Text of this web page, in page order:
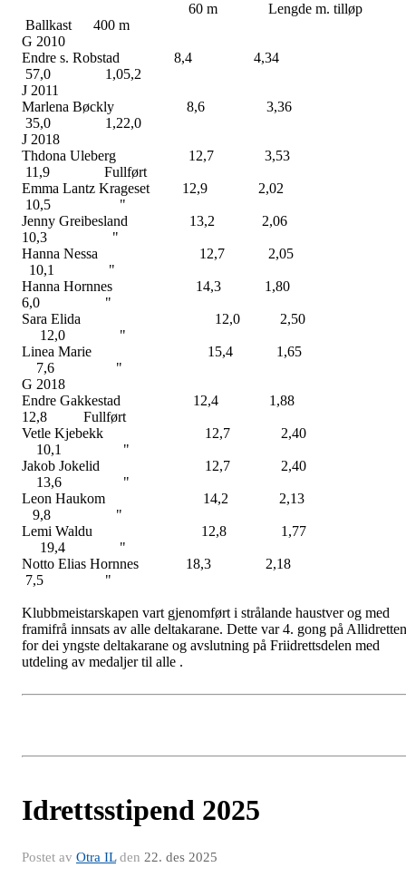
60 m Lengde m. tilløp
Ballkast 400 m
G 2010
Endre s. Robstad 8,4 4,34
57,0 1,05,2
J 2011
Marlena Bøckly 8,6 3,36
35,0 1,22,0
J 2018
Thdona Uleberg 12,7 3,53
11,9 Fullført
Emma Lantz Krageset 12,9 2,02
10,5 "
Jenny Greibesland 13,2 2,06
10,3 "
Hanna Nessa 12,7
10,1 "
Hanna Hornnes 14,3
6,0 "
Sara Elida 12,0 2,50
12,0 "
Linea Marie 15,4
7,6 "
G 2018
Endre Gakkestad 12,4
12,8 Fullført
Vetle Kjebekk 12,7
10,1 "
Jakob Jokelid 12,7
13,6 "
Leon Haukom 14,2
9,8 "
Lemi Waldu 12,8
19,4 "
Notto Elias Hornnes 18,3 2,18
7,5 "
Klubbmeistarskapen vart gjenomført i strålande haustver og med
framifrå innsats av alle deltakarane. Dette var 4. gong på Allidretten
for dei yngste deltakarane og avslutning på Friidrettsdelen med
utdeling av medaljer til alle .
Idrettsstipend 2025
Postet av Otra ILden 22. des 2025